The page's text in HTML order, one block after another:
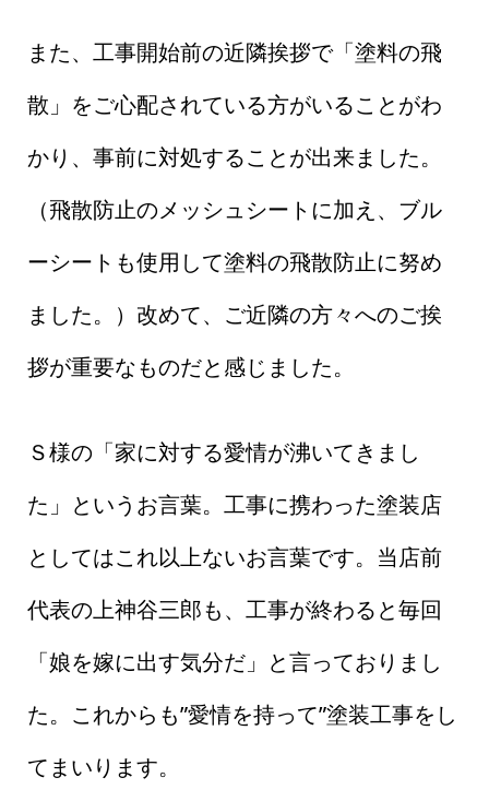
また、工事開始前の近隣挨拶で「塗料の飛
散」をご心配されている方がいることがわ
かり、事前に対処することが出来ました。
（飛散防止のメッシュシートに加え、ブル
ーシートも使用して塗料の飛散防止に努め
ました。）改めて、ご近隣の方々へのご挨
拶が重要なものだと感じました。
Ｓ様の「家に対する愛情が沸いてきまし
た」というお言葉。工事に携わった塗装店
としてはこれ以上ないお言葉です。当店前
代表の上神谷三郎も、工事が終わると毎回
「娘を嫁に出す気分だ」と言っておりまし
た。これからも”愛情を持って”塗装工事をし
てまいります。